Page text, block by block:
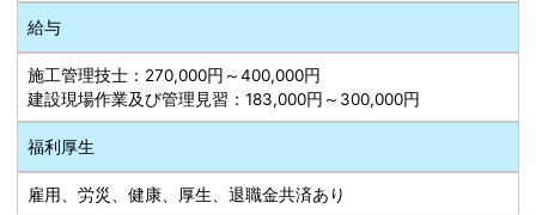
給与
施工管理技士：270,000円～400,000円
建設現場作業及び管理見習：183,000円～300,000円
福利厚生
雇用、労災、健康、厚生、退職金共済あり